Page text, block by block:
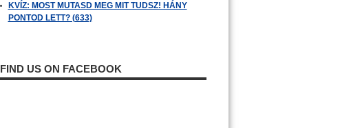
KVÍZ: MOST MUTASD MEG MIT TUDSZ! HÁNY
PONTOD LETT? (633)
FIND US ON FACEBOOK